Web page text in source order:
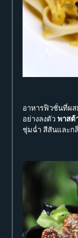
อาหารฟิวชั่นที่ผ
อย่างลงตัว พาสต้
ชุ่มฉ่ำ สีสันและก